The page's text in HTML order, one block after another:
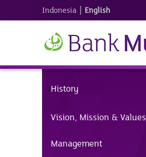
Indonesia | English
History
Vision, Mission & Values
Management